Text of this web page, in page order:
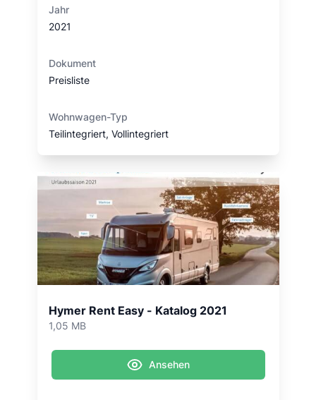
Jahr
2021
Dokument
Preisliste
Wohnwagen-Typ
Teilintegriert, Vollintegriert
Hymer Rent Easy - Katalog 2021
1,05 MB
Ansehen